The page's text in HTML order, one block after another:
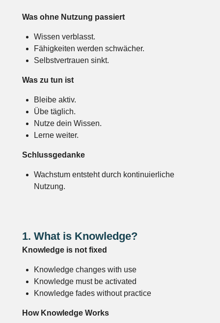
Was ohne Nutzung passiert
Wissen verblasst.
Fähigkeiten werden schwächer.
Selbstvertrauen sinkt.
Was zu tun ist
Bleibe aktiv.
Übe täglich.
Nutze dein Wissen.
Lerne weiter.
Schlussgedanke
Wachstum entsteht durch kontinuierliche
Nutzung.
1. What is Knowledge?
Knowledge is not fixed
Knowledge changes with use
Knowledge must be activated
Knowledge fades without practice
How Knowledge Works